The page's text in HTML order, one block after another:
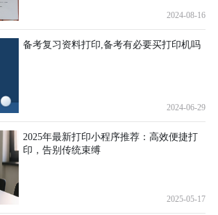
2024-08-16
备考复习资料打印,备考有必要买打印机吗
2024-06-29
2025年最新打印小程序推荐：高效便捷打
印，告别传统束缚
2025-05-17